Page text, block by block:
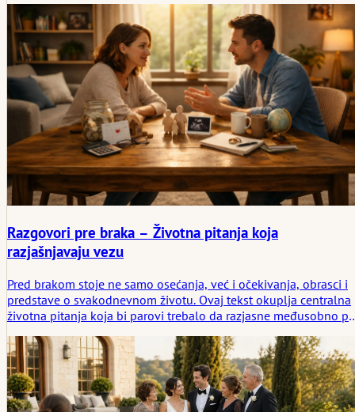
Razgovori pre braka – Životna pitanja koja
razjašnjavaju vezu
Pred brakom stoje ne samo osećanja, već i očekivanja, obrasci i
predstave o svakodnevnom životu. Ovaj tekst okuplja centralna
životna pitanja koja bi parovi trebalo da razjasne međusobno
zadataka i ličnim vrednostima. Proizašlo iz posmatranja,
objektivno sagledano i blisko proživljenoj svakodnevici.
Razgovori koji čine razlike vidljivim – i time jačaju vezu.